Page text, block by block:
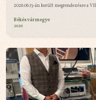
2026.06.13-án került megrendezésre a
Békés vármegye
2026